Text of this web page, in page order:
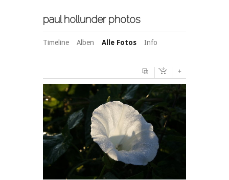
paul hollunder photos
Timeline Alben Alle Fotos Info
+